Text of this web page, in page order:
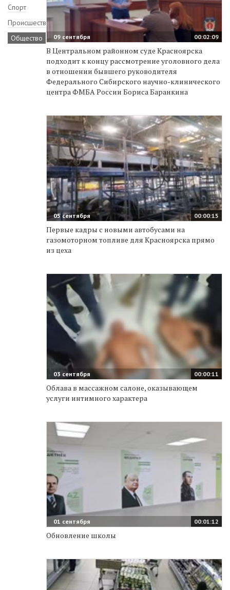
Спорт
Происшествия
Общество
00:02:09
09 сентября
В Центральном районном суде Красноярска
подходит к концу рассмотрение уголовного дела
в отношении бывшего руководителя
Федерального Сибирского научно-клинического
центра ФМБА России Бориса Баранкина
00:00:15
05 сентября
Первые кадры с новыми автобусами на
газомоторном топливе для Красноярска прямо
из цеха
00:00:11
03 сентября
Облава в массажном салоне, оказывающем
услуги интимного характера
00:01:12
01 сентября
Обновление школы